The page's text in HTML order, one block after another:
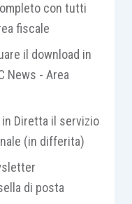
La rivista delle
agli utili e alla
Manuela Grassi e
con tutti
fiscale
il download in
News - Area
Diretta il servizio
(in differita)
di posta